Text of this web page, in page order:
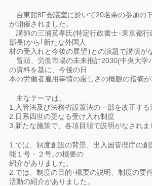
台東館8F会議室に於いて20名余の参加の
が開催されました。
講師の三浦英孝氏(特定行政書士･東京都行
部長)から｢新たな外国人
材の受入れと今後の展望｣との演題で講演が
冒頭、労働市場の未来推計2030(中央大学
の資料を基に、今後の日
本の労働者雇用事情の厳しさの概観の指摘が
主なテーマは、
1.入管法及び法務省設置法の一部を改正する
2.日系四世の更なる受け入れ制度
3.新たな施策で、各項目順で説明がなされま
1.では、制度創設の背景、出入国管理庁の
能１号・２号｣の概要の
紹介がありました。
2.では、制度の目的･概要の説明、制度の要
活動の紹介がありました。